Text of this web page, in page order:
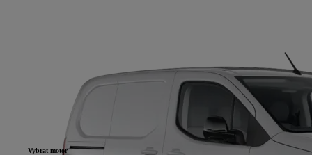
Vybrat motor